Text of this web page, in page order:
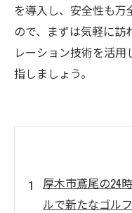
を導入し、安全性も万
ので、まずは気軽に訪
レーション技術を活
指しましょう。
厚木市鳶尾の24
ルで新たなゴル